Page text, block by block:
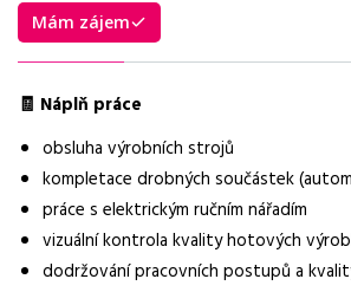
Shrnutí nabídky
Nabídka práce v Hněvotíně na pozici
Základní informace
Pozice
Operátor výroby světel
Normalizovaná profese
operátor
Mám zájem
🧾 Náplň práce
obsluha výrobních strojů
kompletace drobných součástek
práce s elektrickým ručním nářadím
vizuální kontrola kvality hotových
dodržování pracovních postupů a